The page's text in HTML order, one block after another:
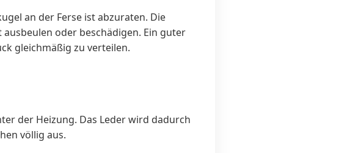
an der Ferse ist abzuraten. Die
oder beschädigen. Ein guter
gleichmäßig zu verteilen.
der Heizung. Das Leder wird dadurch
völlig aus.